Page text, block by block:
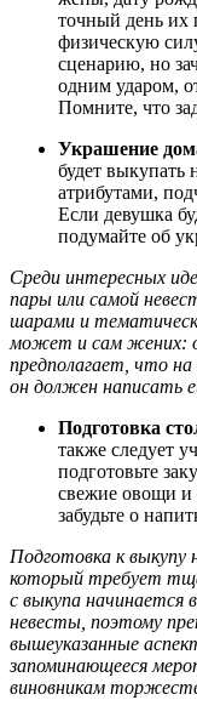
точный день их
физическую
сценарию, но
одним ударом,
Помните, что
Украшение
будет выкупать
атрибутами,
Если девушка
подумайте об
Среди интересных
пары или самой
шарами и
может и сам жених:
предполагает, что
он должен написать
Подготовка
также следует
подготовьте
свежие овощи и
забудьте о
Подготовка к
который требует
с выкупа
невесты, поэтому
вышеуказанные
запоминающееся
виновникам